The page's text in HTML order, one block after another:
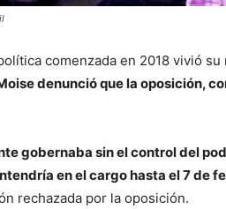
comenzada en 2018 vivió
denunció que la oposición,
gobernaba sin el control del
en el cargo hasta el 7 de
rechazada por la oposición.